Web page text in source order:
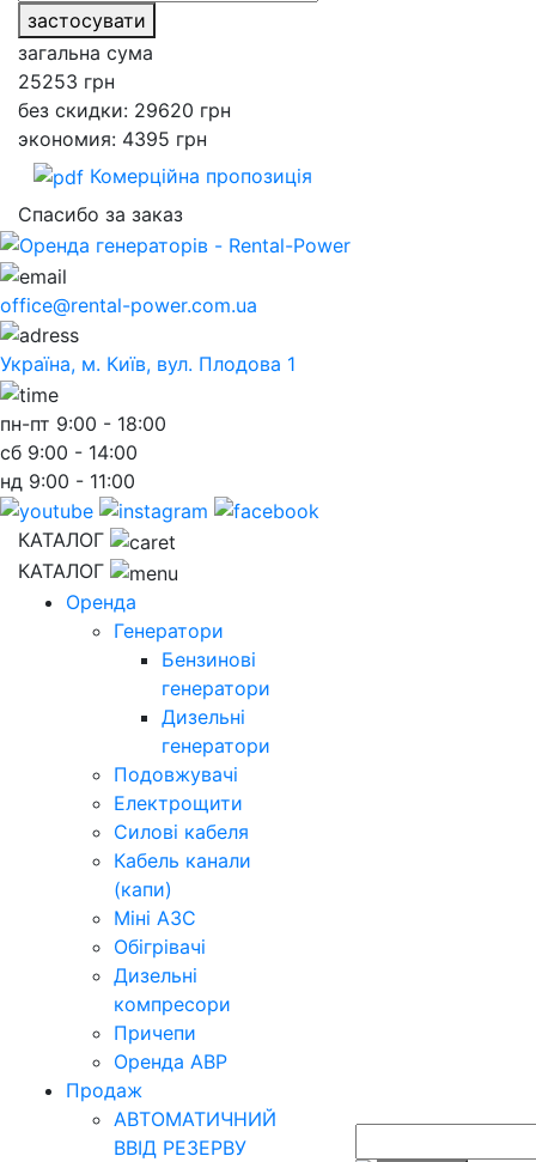
застосувати
загальна сума
25253 грн
без скидки: 29620 грн
экономия: 4395 грн
Комерційна пропозиція
Спасибо за заказ
office@rental-power.com.ua
Україна, м. Київ, вул. Плодова 1
пн-пт 9:00 - 18:00
сб 9:00 - 14:00
нд 9:00 - 11:00
КАТАЛОГ
КАТАЛОГ
Оренда
Генератори
Бензинові
генератори
Дизельні
генератори
Подовжувачі
Електрощити
Силові кабеля
Кабель канали
(капи)
Міні АЗС
Обігрівачі
Дизельні
компресори
Причепи
Оренда АВР
Продаж
АВТОМАТИЧНИЙ
ВВІД РЕЗЕРВУ